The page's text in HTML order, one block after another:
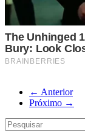
← Anterior
Próximo →